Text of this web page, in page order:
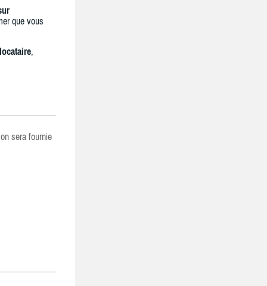
que vous
,
sera fournie